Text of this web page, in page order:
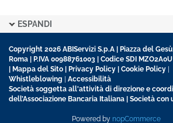
ESPANDI
Copyright 2026 ABIServizi S.p.A | Piazza del
Roma | P.IVA 00988761003 | Codice SDI MZO2A0U |
Mappa del Sito Privacy Policy Cookie Policy
Whistleblowing
Accessibilità
Società soggetta all'attività di direzione e
dell’Associazione Bancaria Italiana | Società con
Powered by nopCommerce